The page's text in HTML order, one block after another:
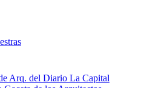
Arq. del Diario La Capital